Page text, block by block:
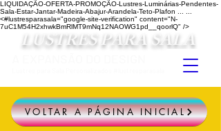
LIQUIDAÇÃO-OFERTA-PROMOÇÃO-Lustres-Luminárias-Pendentes-
Sala-Estar-Jantar-Madeira-Abajur-Arandela-Teto-Plafon ...
<#lustresparasala="google-site-verification" content="N-
7uC1M54H2xhwkBmRlMT9mNq12NAOWG1pd__qoorlQ" />
LUSTRES PARA SALA
VOLTAR A PÁGINA INICIAL